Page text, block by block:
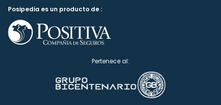
Posipedia es un producto de :
Pertenece al: